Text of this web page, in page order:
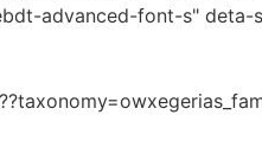
advanced-font-s"